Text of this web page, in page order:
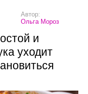
Автор:
Ольга Мороз
и
уходит